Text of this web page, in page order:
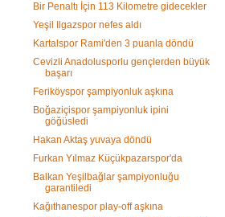
Bir Penaltı İçin 113 Kilometre gidecekler
Yeşil Ilgazspor nefes aldı
Kartalspor Rami'den 3 puanla döndü
Cevizli Anadolusporlu gençlerden büyük
başarı
Feriköyspor şampiyonluk aşkına
Boğaziçispor şampiyonluk ipini
göğüsledi
Hakan Aktaş yuvaya döndü
Furkan Yılmaz Küçükpazarspor'da
Balkan Yeşilbağlar şampiyonluğu
garantiledi
Kağıthanespor play-off aşkına